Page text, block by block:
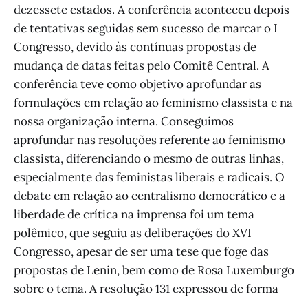
dezessete estados. A conferência aconteceu depois
de tentativas seguidas sem sucesso de marcar o I
Congresso, devido às contínuas propostas de
mudança de datas feitas pelo Comitê Central. A
conferência teve como objetivo aprofundar as
formulações em relação ao feminismo classista e na
nossa organização interna. Conseguimos
aprofundar nas resoluções referente ao feminismo
classista, diferenciando o mesmo de outras linhas,
especialmente das feministas liberais e radicais. O
debate em relação ao centralismo democrático e a
liberdade de crítica na imprensa foi um tema
polêmico, que seguiu as deliberações do XVI
Congresso, apesar de ser uma tese que foge das
propostas de Lenin, bem como de Rosa Luxemburgo
sobre o tema. A resolução 131 expressou de forma